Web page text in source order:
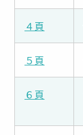
４頁
５頁
６頁